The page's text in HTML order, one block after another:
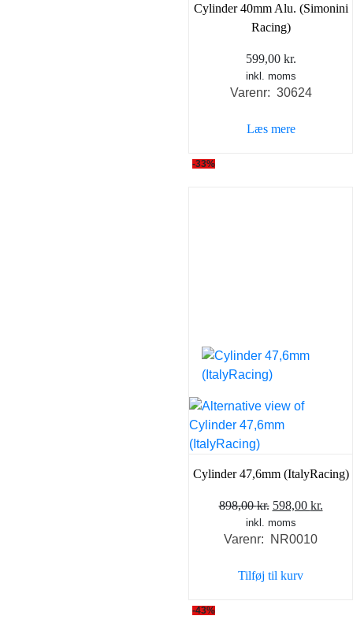
Cylinder 40mm Alu. (Simonini
Racing)
599,00 kr.
inkl. moms
Varenr: 30624
Læs mere
-33%
Cylinder 47,6mm (ItalyRacing)
898,00kr. Den
oprindelige
pris
898,00 kr..
598,00 kr.
inkl. moms
Varenr: NR0010
Tilføj til kurv
-43%